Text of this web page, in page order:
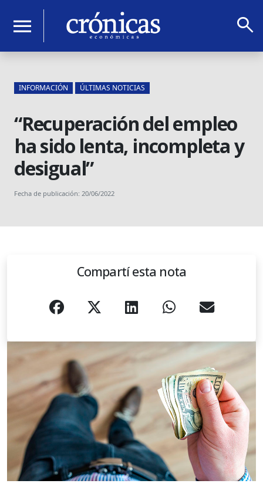
menu search
INFORMACIÓN ÚLTIMAS NOTICIAS
“Recuperación del empleo
ha sido lenta, incompleta y
desigual”
Fecha de publicación: 20/06/2022
Compartí esta nota